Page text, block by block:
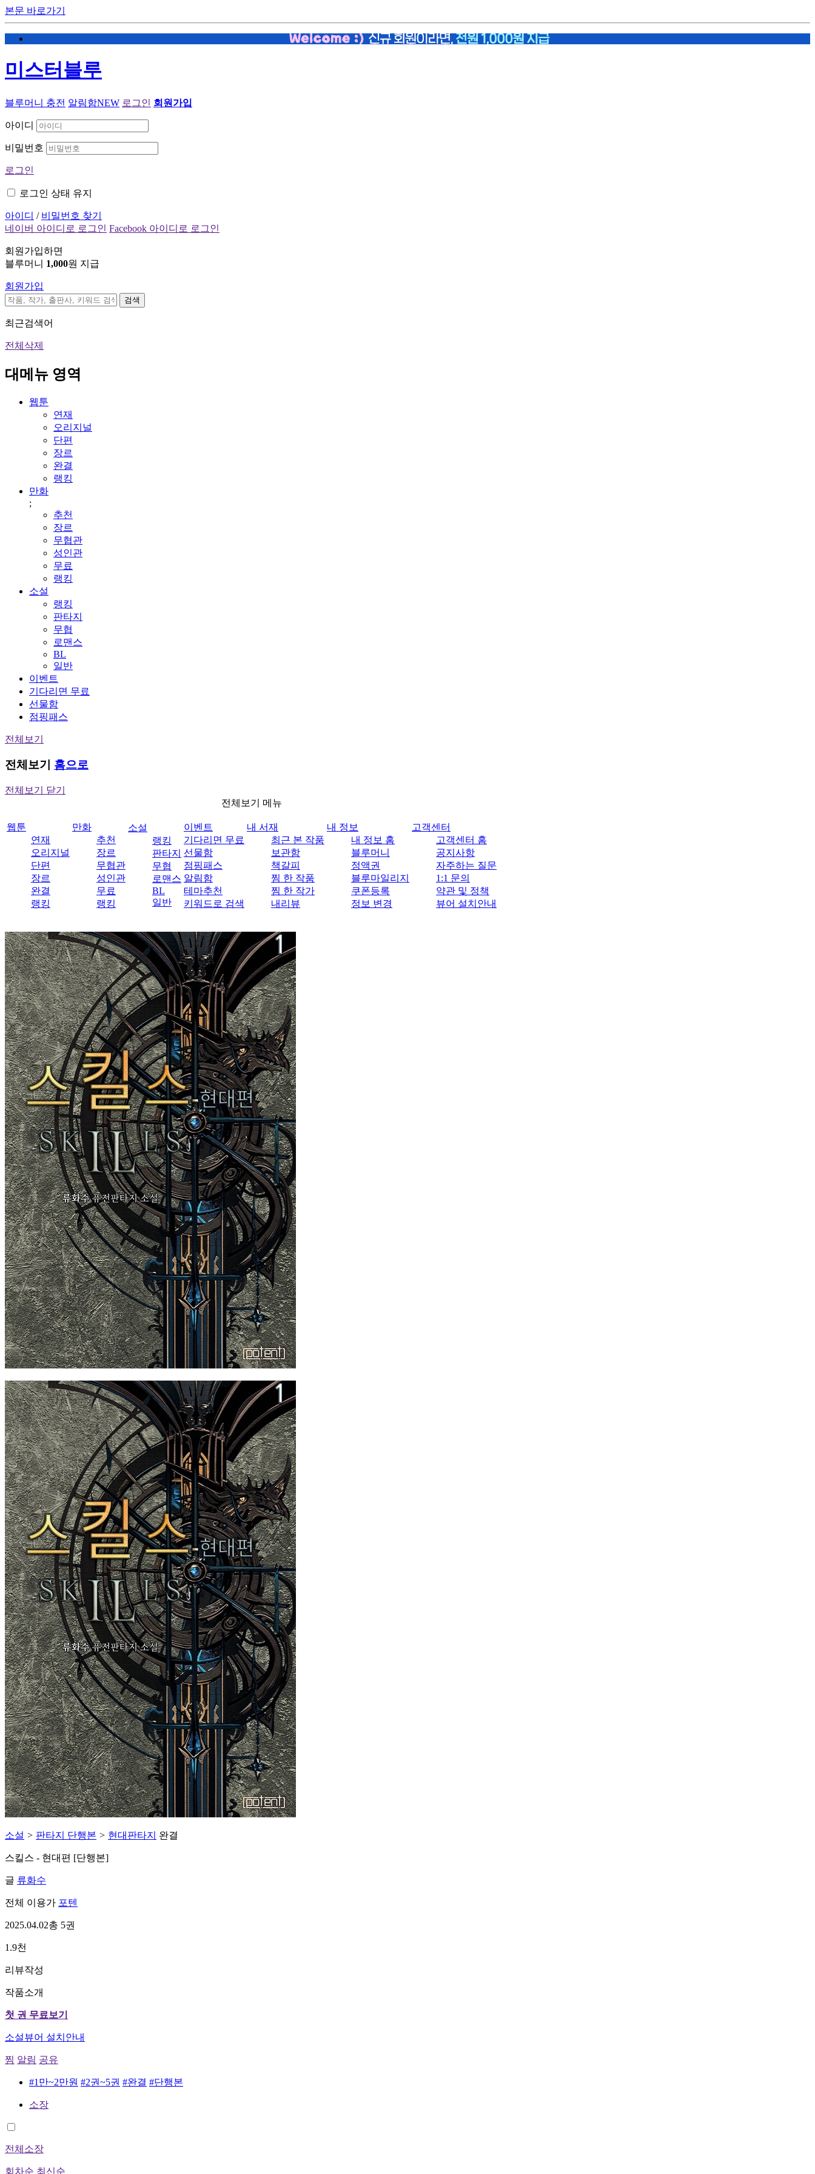
본문 바로가기
미스터블루
블루머니 충전 알림함NEW 로그인 회원가입
아이디
비밀번호
로그인
로그인 상태 유지
아이디 / 비밀번호 찾기
네이버 아이디로 로그인 Facebook 아이디로 로그인
회원가입하면
블루머니 1,000원 지급
회원가입
검색
최근검색어
전체삭제
대메뉴 영역
웹툰
연재
오리지널
단편
장르
완결
랭킹
만화
;
추천
장르
무협관
성인관
무료
랭킹
소설
랭킹
판타지
무협
로맨스
BL
일반
이벤트
기다리면 무료
선물함
점핑패스
전체보기
전체보기 홈으로
전체보기 닫기
전체보기 메뉴
웹툰
연재
오리지널
단편
장르
완결
랭킹
만화
추천
장르
무협관
성인관
무료
랭킹
소설
랭킹
판타지
무협
로맨스
BL
일반
이벤트
기다리면 무료
선물함
점핑패스
알림함
테마추천
키워드로 검색
내 서재
최근 본 작품
보관함
책갈피
찜 한 작품
찜 한 작가
내리뷰
내 정보
내 정보 홈
블루머니
정액권
블루마일리지
쿠폰등록
정보 변경
고객센터
고객센터 홈
공지사항
자주하는 질문
1:1 문의
약관 및 정책
뷰어 설치안내
소설 > 판타지 단행본 > 현대판타지 완결
스킬스 - 현대편 [단행본]
글 류화수
전체 이용가 포텐
2025.04.02총 5권
1.9천
리뷰작성
작품소개
첫 권 무료보기
소설뷰어 설치안내
찜 알림 공유
#1만~2만원 #2권~5권 #완결 #단행본
소장
전체소장
회차순 최신순